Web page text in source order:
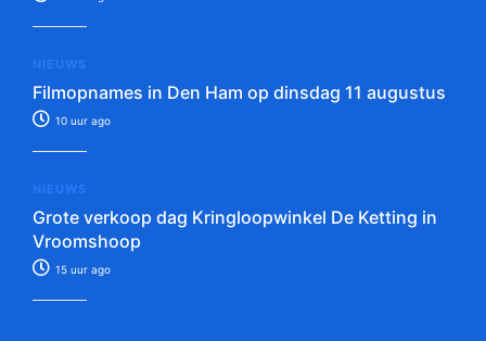
NIEUWS
Filmopnames in Den Ham op dinsdag 11 augustus
10 uur ago
NIEUWS
Grote verkoop dag Kringloopwinkel De Ketting in
Vroomshoop
15 uur ago